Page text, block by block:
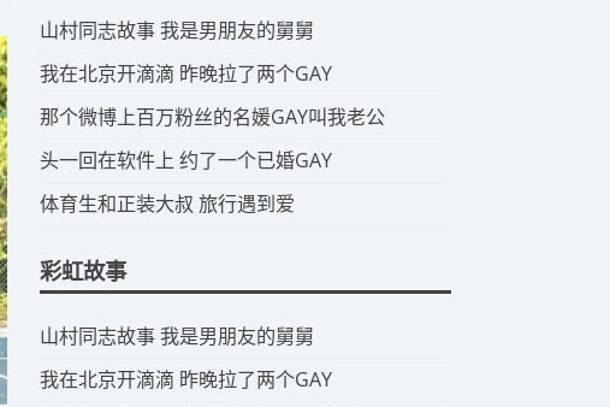
​山村同志故事 我是男朋友的舅舅
​我在北京开滴滴 昨晚拉了两个GAY
​那个微博上百万粉丝的名媛GAY叫我老公
​头一回在软件上 约了一个已婚GAY
​体育生和正装大叔 旅行遇到爱
彩虹故事
​山村同志故事 我是男朋友的舅舅
​我在北京开滴滴 昨晚拉了两个GAY